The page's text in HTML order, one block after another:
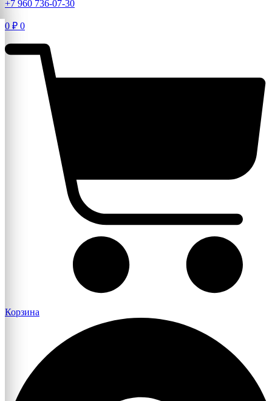
+7 960 736-07-30
0 ₽ 0
Корзина